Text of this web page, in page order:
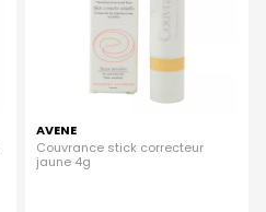
AVENE
Couvrance stick correcteur
jaune 4g